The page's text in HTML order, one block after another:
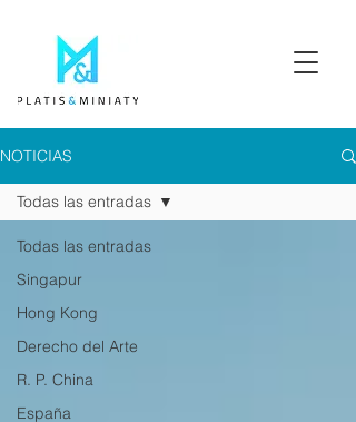
NOTICIAS
Todas las entradas
Singapur
Hong Kong
Derecho del Arte
R. P. China
España
Todas las entradas